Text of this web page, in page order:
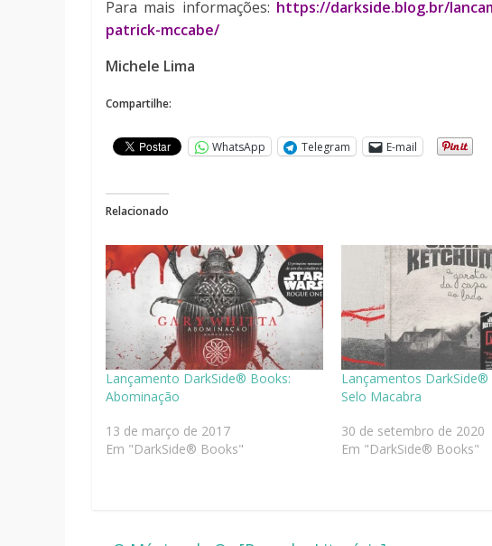
Para mais informações: https://darkside.blog.br/
patrick-mccabe/
Michele Lima
Compartilhe:
WhatsApp Telegram E-mail
Relacionado
Lançamento DarkSide® Books:
Abominação
13 de março de 2017
Em "DarkSide® Books"
Lançamentos DarkSide®
Selo Macabra
30 de setembro de 2020
Em "DarkSide® Books"